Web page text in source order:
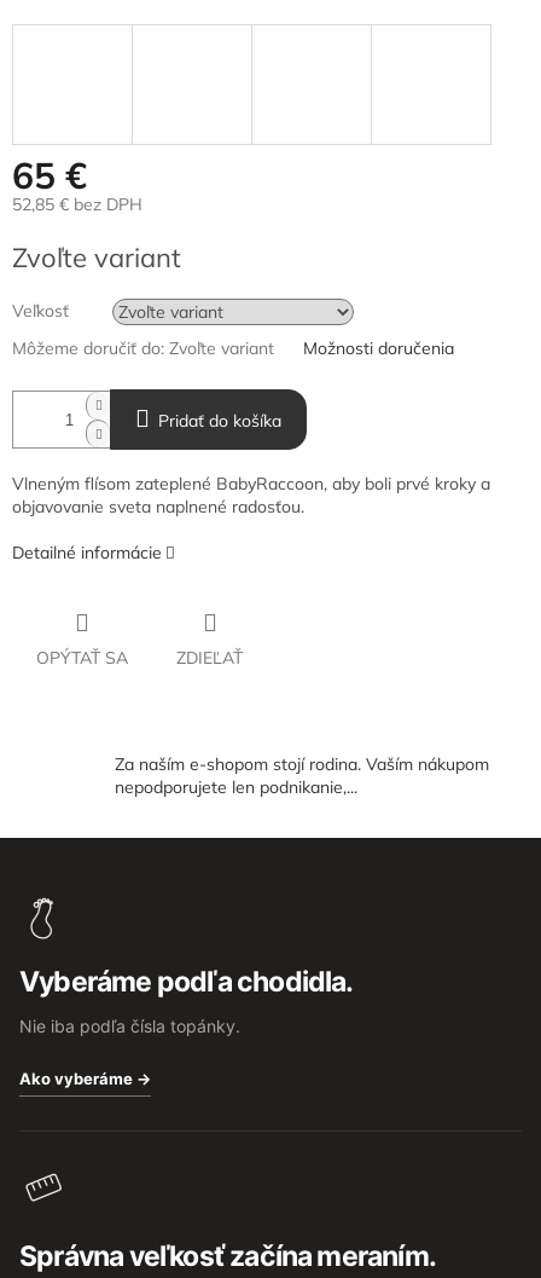
65 €
52,85 € bez DPH
cena:
Zvoľte variant
Veľkosť
Môžeme doručiť do: Zvoľte variant Možnosti doručenia
Pridať do košíka
Vlneným flísom zateplené BabyRaccoon, aby boli prvé kroky a
objavovanie sveta naplnené radosťou.
Detailné informácie
OPÝTAŤ SA ZDIEĽAŤ
Za naším e-shopom stojí rodina. Vaším nákupom
nepodporujete len podnikanie,...
Vyberáme podľa chodidla.
Nie iba podľa čísla topánky.
Ako vyberáme →
Správna veľkosť začína meraním.